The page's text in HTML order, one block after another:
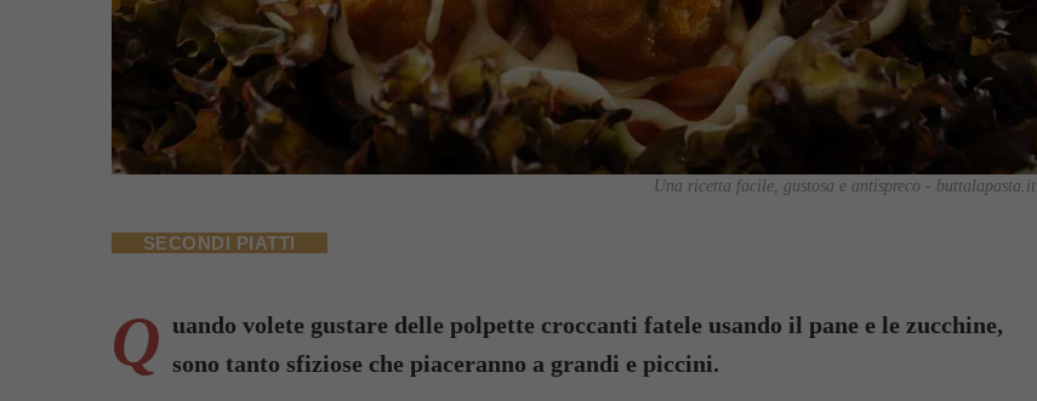
Una ricetta facile, gustosa e antispreco - buttalapasta.it
SECONDI PIATTI
Q uando volete gustare delle polpette croccanti fatele usando il pane e le zucchine,
sono tanto sfiziose che piaceranno a grandi e piccini.